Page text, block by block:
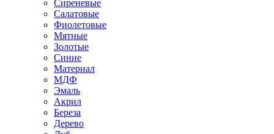
Сиреневые
Салатовые
Фиолетовые
Мятные
Золотые
Синие
Материал
МДФ
Эмаль
Акрил
Береза
Дерево